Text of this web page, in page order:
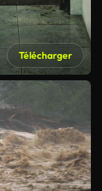
Télécharger